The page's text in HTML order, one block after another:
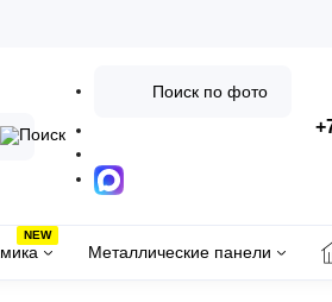
Поиск по фото
NEW
Металлические панели